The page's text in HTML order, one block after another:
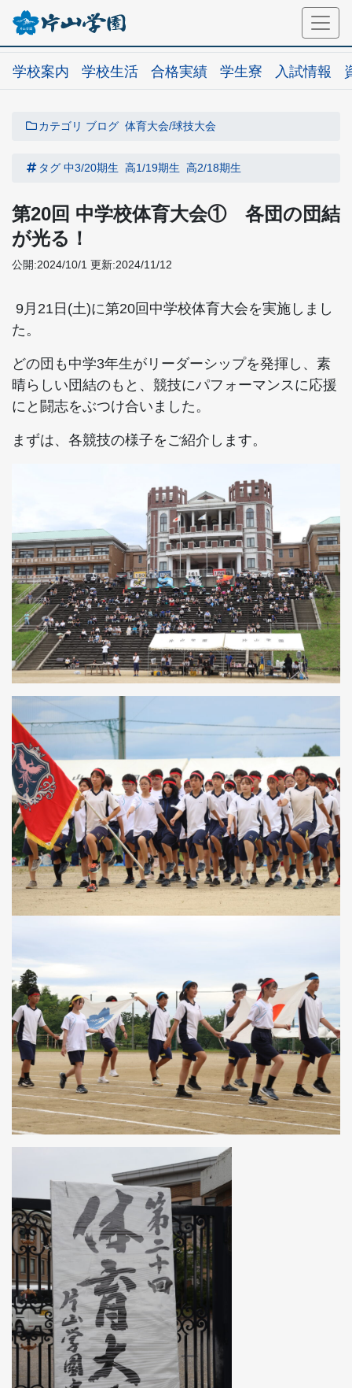
学校案内 学校生活 合格実績 学生寮 入試情報
カテゴリ ブログ 体育大会/球技大会
タグ 中3/20期生 高1/19期生 高2/18期生
第20回 中学校体育大会① 各団の団結
が光る！
公開:2024/10/1 更新:2024/11/12
9月21日(土)に第20回中学校体育大会を実施しまし
た。
どの団も中学3年生がリーダーシップを発揮し、素
晴らしい団結のもと、競技にパフォーマンスに応援
にと闘志をぶつけ合いました。
まずは、各競技の様子をご紹介します。